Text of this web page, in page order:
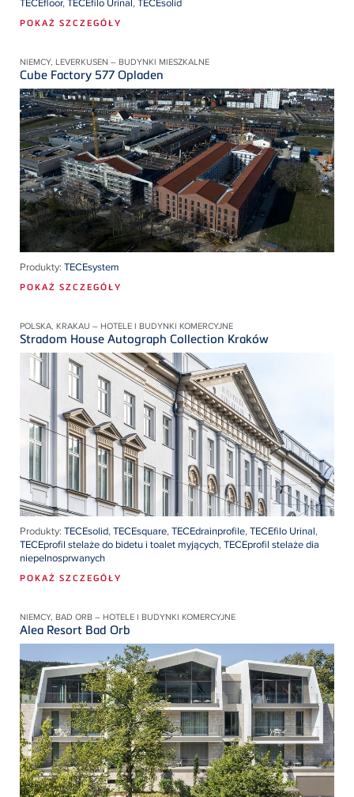
POKAŻ SZCZEGÓŁY
NIEMCY, LEVERKUSEN – BUDYNKI MIESZKALNE
Cube Factory 577 Opladen
Produkty: TECEsystem
POKAŻ SZCZEGÓŁY
POLSKA, KRAKAU – HOTELE I BUDYNKI KOMERCYJNE
Stradom House Autograph Collection Kraków
Produkty: TECEsolid,TECEsquare,TECEdrainprofile,TECEfilo Urinal,
TECEprofil stelaże do bidetu i toalet myjących,TECEprofil stelaże dia
niepelnosprwanych
POKAŻ SZCZEGÓŁY
NIEMCY, BAD ORB – HOTELE I BUDYNKI KOMERCYJNE
Alea Resort Bad Orb